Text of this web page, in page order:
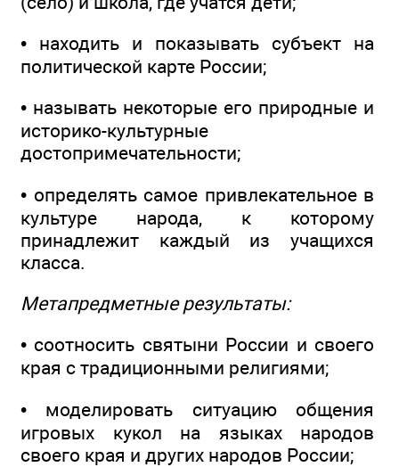
• находить и показывать субъект на
политической карте России;
• называть некоторые его природные и
историко-культурные
достопримечательности;
• определять самое привлекательное в
культуре народа, к которому
принадлежит каждый из учащихся
класса.
Метапредметные результаты:
• соотносить святыни России и своего
края с традиционными религиями;
• моделировать ситуацию общения
игровых кукол на языках народов
своего края и других народов России;